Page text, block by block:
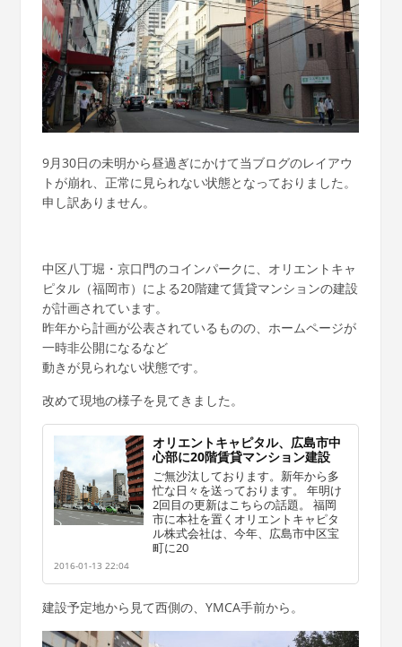
9月30日の未明から昼過ぎにかけて当ブログのレイアウ
トが崩れ、正常に見られない状態となっておりました。
申し訳ありません。
中区八丁堀・京口門のコインパークに、オリエントキャ
ピタル（福岡市）による20階建て賃貸マンションの建設
が計画されています。
昨年から計画が公表されているものの、ホームページが
一時非公開になるなど
動きが見られない状態です。
改めて現地の様子を見てきました。
オリエントキャピタル、広島市中
心部に20階賃貸マンション建設
ご無沙汰しております。新年から多
忙な日々を送っております。 年明け
2回目の更新はこちらの話題。 福岡
市に本社を置くオリエントキャピタ
ル株式会社は、今年、広島市中区宝
町に20
2016-01-13 22:04
建設予定地から見て西側の、YMCA手前から。